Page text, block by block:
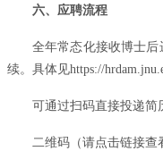
六、应聘流程
全年常态化接收博士
续。具体见https://
可通过扫码直接投递简
二维码（请点击链接查